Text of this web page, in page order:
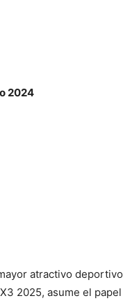
2024
atractivo deportivo
2025, asume el papel